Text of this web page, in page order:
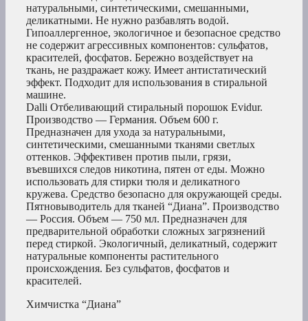
натуральными, синтетическими, смешанными,
деликатными. Не нужно разбавлять водой.
Гипоаллергенное, экологичное и безопасное средство
не содержит агрессивных компонентов: сульфатов,
красителей, фосфатов. Бережно воздействует на
ткань, не раздражает кожу. Имеет антистатический
эффект. Подходит для использования в стиральной
машине.
Dalli Отбеливающий стиральный порошок Evidur.
Производство — Германия. Объем 600 г.
Предназначен для ухода за натуральными,
синтетическими, смешанными тканями светлых
оттенков. Эффективен против пыли, грязи,
въевшихся следов никотина, пятен от еды. Можно
использовать для стирки тюля и деликатного
кружева. Средство безопасно для окружающей среды.
Пятновыводитель для тканей “Диана”. Производство
— Россия. Объем — 750 мл. Предназначен для
предварительной обработки сложных загрязнений
перед стиркой. Экологичный, деликатный, содержит
натуральные компоненты растительного
происхождения. Без сульфатов, фосфатов и
красителей.
Химчистка “Диана”